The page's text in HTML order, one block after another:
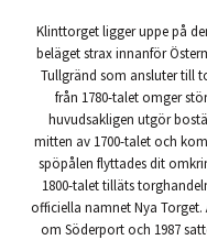
Klinttorget ligger uppe på
beläget strax innanför
Tullgränd som ansluter till
från 1780-talet omger
huvudsakligen utgör
mitten av 1700-talet och
spöpålen flyttades dit
1800-talet tilläts
officiella namnet Nya Torget.
om Söderport och 1987